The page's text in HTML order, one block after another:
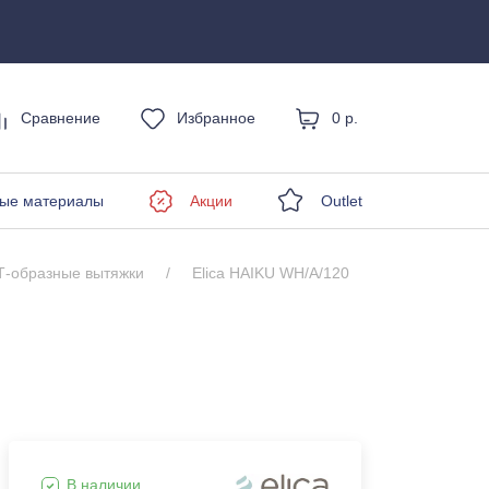
Сравнение Избранное 0 р.
материалы Акции Outlet
образные вытяжки Elica HAIKU WH/A/120
В наличии